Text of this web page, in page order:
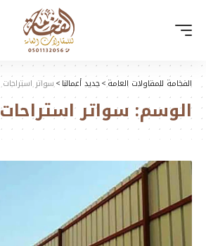
الفخامة للمقاولات العامة>جديد أعمالنا>سواتر استراحات
الوسم: سواتر